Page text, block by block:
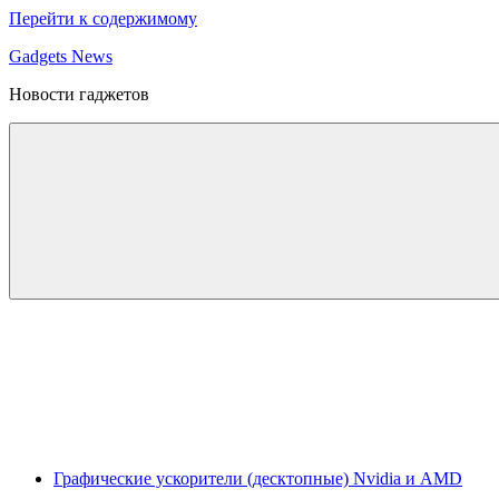
Перейти к содержимому
Gadgets News
Новости гаджетов
Графические ускорители (десктопные) Nvidia и AMD